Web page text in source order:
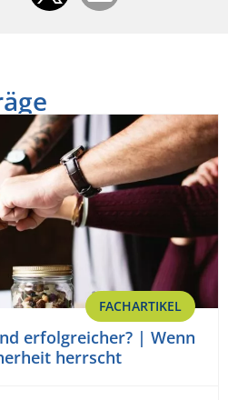
FACHARTIKEL
erfolgreicher? | Wenn
herrscht